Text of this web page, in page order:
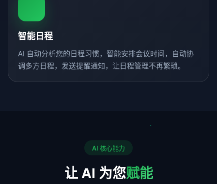
智能日程
AI 自动分析您的日程习惯，智能安排会议时间，自动协
调多方日程，发送提醒通知，让日程管理不再繁琐。
AI 核心能力
让 AI 为您赋能